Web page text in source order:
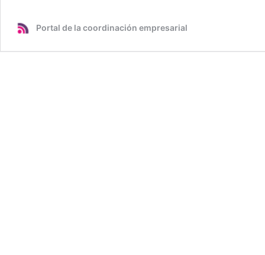
Portal de la coordinación empresarial